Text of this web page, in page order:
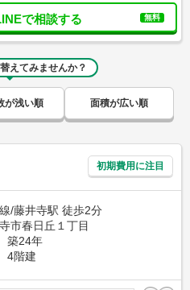
で相談する 無料
えてみませんか？
が浅い順 面積が広い順
初期費用に注目
/藤井寺駅 徒歩2分
市春日丘１丁目
築24年
4階建